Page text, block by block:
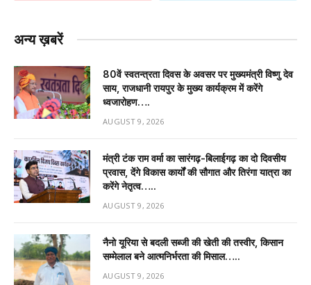
अन्य ख़बरें
80वें स्वतन्त्रता दिवस के अवसर पर मुख्यमंत्री विष्णु देव
साय, राजधानी रायपुर के मुख्य कार्यक्रम में करेंगे
ध्वजारोहण….
AUGUST 9, 2026
मंत्री टंक राम वर्मा का सारंगढ़-बिलाईगढ़ का दो दिवसीय
प्रवास, देंगे विकास कार्यों की सौगात और तिरंगा यात्रा का
करेंगे नेतृत्व…..
AUGUST 9, 2026
नैनो यूरिया से बदली सब्जी की खेती की तस्वीर, किसान
सम्मेलाल बने आत्मनिर्भरता की मिसाल…..
AUGUST 9, 2026